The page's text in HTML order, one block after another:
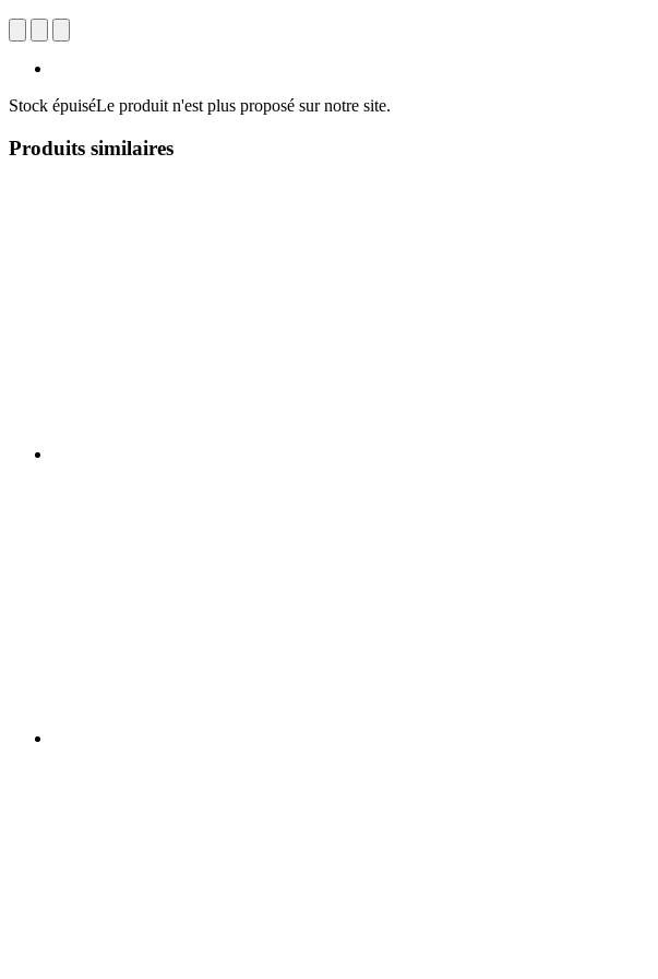
Stock épuiséLe produit n'est plus proposé sur notre site.
Produits similaires